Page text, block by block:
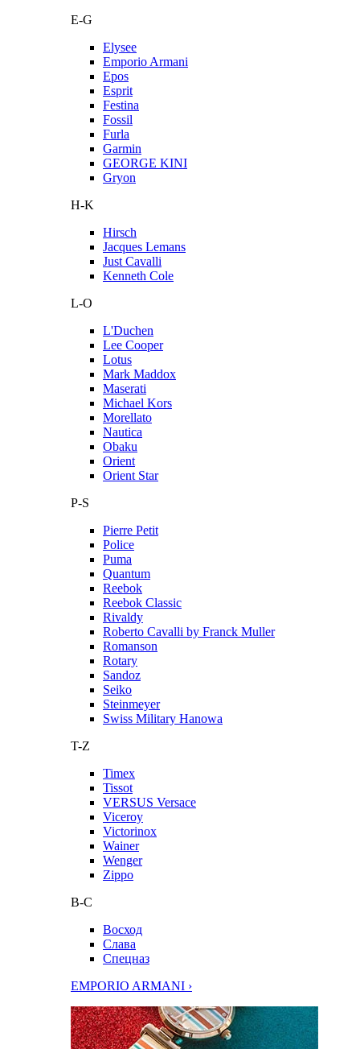
E-G
Elysee
Emporio Armani
Epos
Esprit
Festina
Fossil
Furla
Garmin
GEORGE KINI
Gryon
H-K
Hirsch
Jacques Lemans
Just Cavalli
Kenneth Cole
L-O
L'Duchen
Lee Cooper
Lotus
Mark Maddox
Maserati
Michael Kors
Morellato
Nautica
Obaku
Orient
Orient Star
P-S
Pierre Petit
Police
Puma
Quantum
Reebok
Reebok Classic
Rivaldy
Roberto Cavalli by Franck Muller
Romanson
Rotary
Sandoz
Seiko
Steinmeyer
Swiss Military Hanowa
T-Z
Timex
Tissot
VERSUS Versace
Viceroy
Victorinox
Wainer
Wenger
Zippo
В-С
Восход
Слава
Спецназ
EMPORIO ARMANI ›